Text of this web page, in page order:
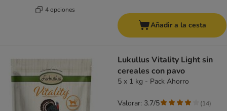
4 opciones
Añadir a la cesta
Lukullus Vitality Light sin
cereales con pavo
5 x 1 kg - Pack Ahorro
Valorar: 3.7/5 (14)